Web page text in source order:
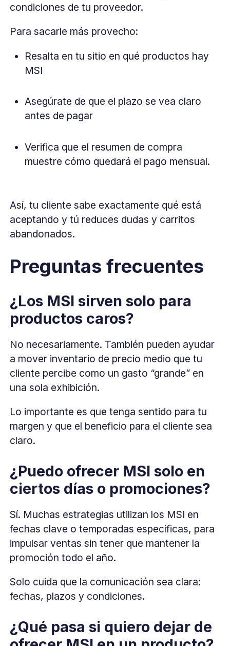
condiciones de tu proveedor.
Para sacarle más provecho:
Resalta en tu sitio en qué productos hay
MSI
Asegúrate de que el plazo se vea claro
antes de pagar
Verifica que el resumen de compra
muestre cómo quedará el pago mensual.
Así, tu cliente sabe exactamente qué está
aceptando y tú reduces dudas y carritos
abandonados.
Preguntas frecuentes
¿Los MSI sirven solo para
productos caros?
No necesariamente. También pueden ayudar
a mover inventario de precio medio que tu
cliente percibe como un gasto “grande” en
una sola exhibición.
Lo importante es que tenga sentido para tu
margen y que el beneficio para el cliente sea
claro.
¿Puedo ofrecer MSI solo en
ciertos días o promociones?
Sí. Muchas estrategias utilizan los MSI en
fechas clave o temporadas específicas, para
impulsar ventas sin tener que mantener la
promoción todo el año.
Solo cuida que la comunicación sea clara:
fechas, plazos y condiciones.
¿Qué pasa si quiero dejar de